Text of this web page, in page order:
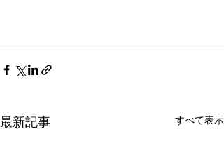
最新記事 すべて表示